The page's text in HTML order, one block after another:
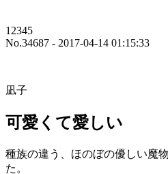
12345
No.34687 - 2017-04-14 01:15:33
凪子
可愛くて愛しい
種族の違う、ほのぼの優しい魔
た。